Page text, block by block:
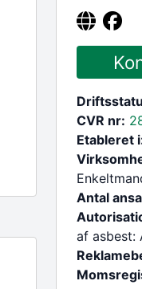
CVR nr:
Etableret
Antal
af asbest: